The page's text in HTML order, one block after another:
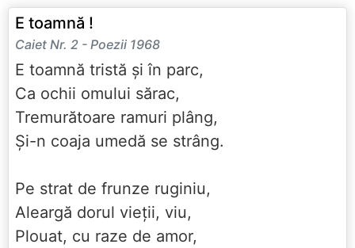
E toamnă !
Caiet Nr. 2 - Poezii 1968
E toamnă tristă și în parc,
Ca ochii omului sărac,
Tremurătoare ramuri plâng,
Și-n coaja umedă se strâng.
Pe strat de frunze ruginiu,
Aleargă dorul vieții, viu,
Plouat, cu raze de amor,